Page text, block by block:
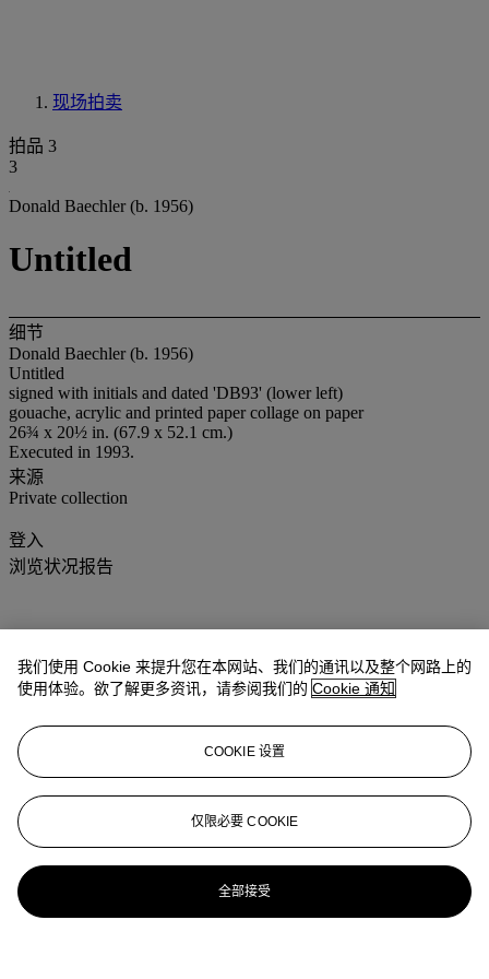
现场拍卖
拍品 3
3
Donald Baechler (b. 1956)
Untitled
细节
Donald Baechler (b. 1956)
Untitled
signed with initials and dated 'DB93' (lower left)
gouache, acrylic and printed paper collage on paper
26¾ x 20½ in. (67.9 x 52.1 cm.)
Executed in 1993.
来源
Private collection
登入
浏览状况报告
我们使用 Cookie 来提升您在本网站、我们的通讯以及整个网路上的
使用体验。欲了解更多资讯，请参阅我们的 Cookie 通知
COOKIE 设置
仅限必要 COOKIE
全部接受